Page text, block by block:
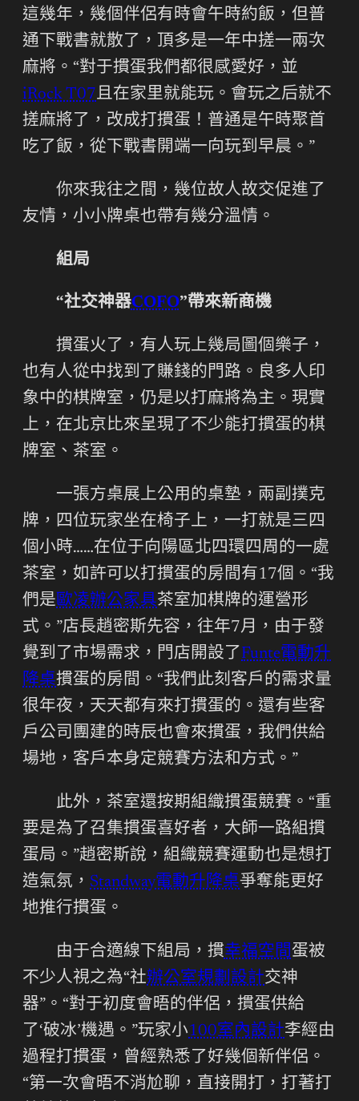
這幾年，幾個伴侶有時會午時約飯，但普
通下戰書就散了，頂多是一年中搓一兩次
麻將。“對于摜蛋我們都很感愛好，並
iRock T07且在家里就能玩。會玩之后就不
搓麻將了，改成打摜蛋！普通是午時聚首
吃了飯，從下戰書開端一向玩到早晨。”
你來我往之間，幾位故人故交促進了
友情，小小牌桌也帶有幾分溫情。
組局
“社交神器COFO”帶來新商機
摜蛋火了，有人玩上幾局圖個樂子，
也有人從中找到了賺錢的門路。良多人印
象中的棋牌室，仍是以打麻將為主。現實
上，在北京比來呈現了不少能打摜蛋的棋
牌室、茶室。
一張方桌展上公用的桌墊，兩副撲克
牌，四位玩家坐在椅子上，一打就是三四
個小時……在位于向陽區北四環四周的一處
茶室，如許可以打摜蛋的房間有17個。“我
們是歐凌辦公家具茶室加棋牌的運營形
式。”店長趙密斯先容，往年7月，由于發
覺到了市場需求，門店開設了 Funte電動升
降桌摜蛋的房間。“我們此刻客戶的需求量
很年夜，天天都有來打摜蛋的。還有些客
戶公司團建的時辰也會來摜蛋，我們供給
場地，客戶本身定競賽方法和方式。”
此外，茶室還按期組織摜蛋競賽。“重
要是為了召集摜蛋喜好者，大師一路組摜
蛋局。”趙密斯說，組織競賽運動也是想打
造氣氛， Standway電動升降桌爭奪能更好
地推行摜蛋。
由于合適線下組局，摜幸福空間蛋被
不少人視之為“社辦公室規劃設計交神
器”。“對于初度會晤的伴侶，摜蛋供給
了‘破冰’機遇。”玩家小100室內設計李經由
過程打摜蛋，曾經熟悉了好幾個新伴侶。
“第一次會晤不消尬聊，直接開打，打著打